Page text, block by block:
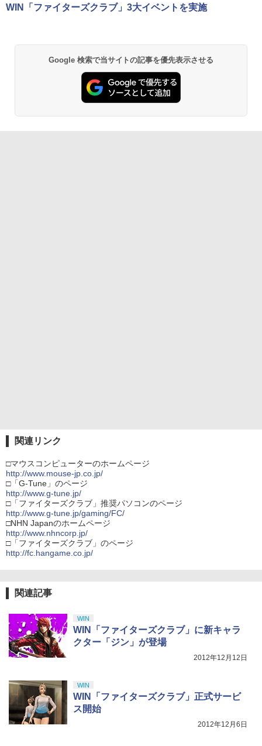
WIN「ファイターズクラブ」3大イベントを実施
Google 検索で当サイトの記事を優先表示させる
関連リンク
□マウスコンピューターのホームページ
http://www.mouse-jp.co.jp/
□「G-Tune」のページ
http://www.g-tune.jp/
□「ファイターズクラブ」推奨パソコンのページ
http://www.g-tune.jp/gaming/FC/
□NHN Japanのホームページ
http://www.nhncorp.jp/
□「ファイターズクラブ」のページ
http://fc.hangame.co.jp/
関連記事
WIN
WIN「ファイターズクラブ」に新キャラ
クター「ジン」が登場
2012年12月12日
WIN
WIN「ファイターズクラブ」正式サービ
ス開始
2012年12月6日